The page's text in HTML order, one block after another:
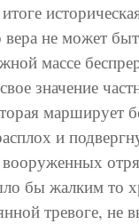
не может
массе
значение
марширует
и
вооруженных
бы жалким то
тревоге, не